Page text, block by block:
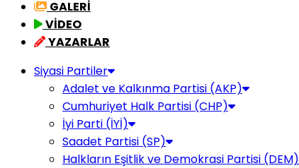
GALERİ
VİDEO
YAZARLAR
Siyasi Partiler
Adalet ve Kalkınma Partisi (AKP)
Cumhuriyet Halk Partisi (CHP)
İyi Parti (İYİ)
Saadet Partisi (SP)
Halkların Eşitlik ve Demokrasi Partisi (DEM)